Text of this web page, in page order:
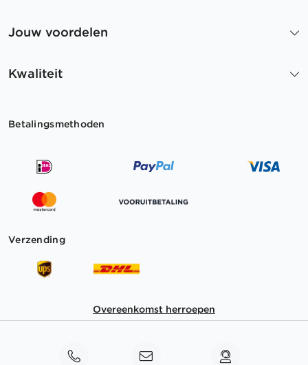
Jouw voordelen
Kwaliteit
Betalingsmethoden
Verzending
Overeenkomst herroepen